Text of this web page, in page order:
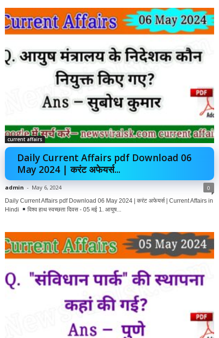
current affairs
Daily Current Affairs pdf Download 06
May 2024 | करंट अफेयर्स...
admin - May 6, 2024 0
Daily Current Affairs pdf Download 06 May 2024 | करंट अफेयर्स | Current Affairs in
Hindi
विश्व हाथ स्वच्छता दिवस - 05 मई 1. आयुष...